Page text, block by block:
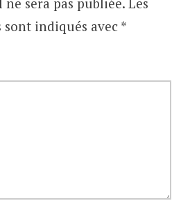
indiqués avec *